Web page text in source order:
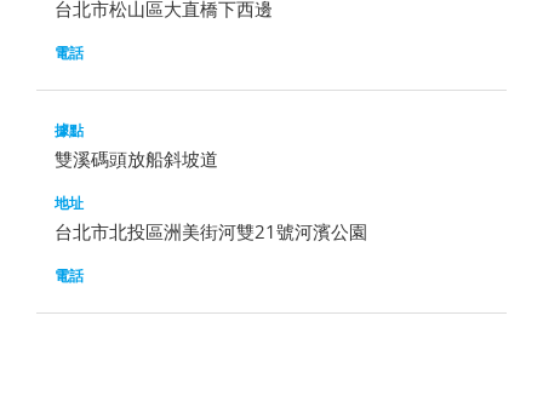
台北市松山區大直橋下西邊
雙溪碼頭放船斜坡道
台北市北投區洲美街河雙21號河濱公園